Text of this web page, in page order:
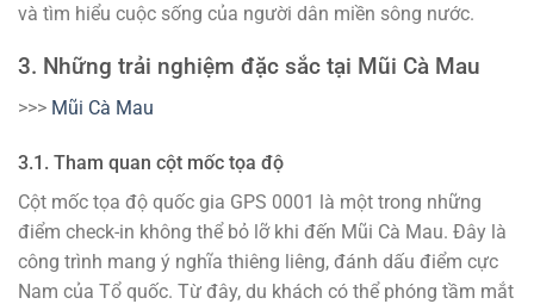
và tìm hiểu cuộc sống của người dân miền sông nước.
3. Những trải nghiệm đặc sắc tại Mũi Cà Mau
>>> Mũi Cà Mau
3.1. Tham quan cột mốc tọa độ
Cột mốc tọa độ quốc gia GPS 0001 là một trong những
điểm check-in không thể bỏ lỡ khi đến Mũi Cà Mau. Đây là
công trình mang ý nghĩa thiêng liêng, đánh dấu điểm cực
Nam của Tổ quốc. Từ đây, du khách có thể phóng tầm mắt